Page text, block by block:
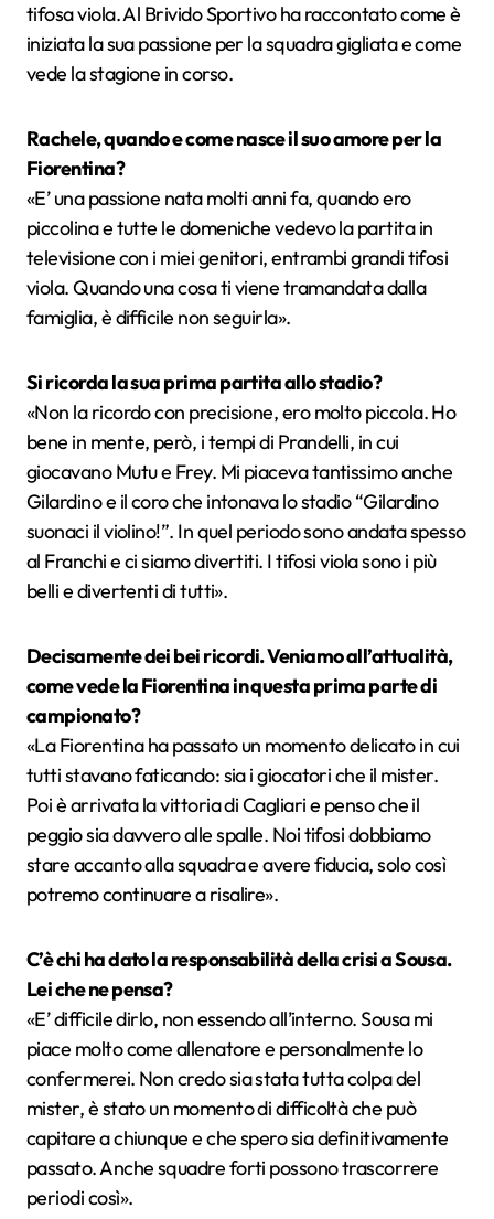
tifosa viola. Al Brivido Sportivo ha raccontato come è
iniziata la sua passione per la squadra gigliata e come
vede la stagione in corso.
Rachele, quando e come nasce il suo amore per la
Fiorentina?
«E’ una passione nata molti anni fa, quando ero
piccolina e tutte le domeniche vedevo la partita in
televisione con i miei genitori, entrambi grandi tifosi
viola. Quando una cosa ti viene tramandata dalla
famiglia, è difficile non seguirla».
Si ricorda la sua prima partita allo stadio?
«Non la ricordo con precisione, ero molto piccola. Ho
bene in mente, però, i tempi di Prandelli, in cui
giocavano Mutu e Frey. Mi piaceva tantissimo anche
Gilardino e il coro che intonava lo stadio “Gilardino
suonaci il violino!”. In quel periodo sono andata spesso
al Franchi e ci siamo divertiti. I tifosi viola sono i più
belli e divertenti di tutti».
Decisamente dei bei ricordi. Veniamo all’attualità,
come vede la Fiorentina in questa prima parte di
campionato?
«La Fiorentina ha passato un momento delicato in cui
tutti stavano faticando: sia i giocatori che il mister.
Poi è arrivata la vittoria di Cagliari e penso che il
peggio sia davvero alle spalle. Noi tifosi dobbiamo
stare accanto alla squadra e avere fiducia, solo così
potremo continuare a risalire».
C’è chi ha dato la responsabilità della crisi a Sousa.
Lei che ne pensa?
«E’ difficile dirlo, non essendo all’interno. Sousa mi
piace molto come allenatore e personalmente lo
confermerei. Non credo sia stata tutta colpa del
mister, è stato un momento di difficoltà che può
capitare a chiunque e che spero sia definitivamente
passato. Anche squadre forti possono trascorrere
periodi così».